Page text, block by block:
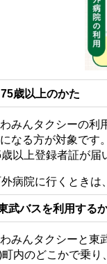
75歳以上のかた
みんタクシーの利
なる方が対象です
以上登録者証が届
病院に行くときは
武バスを利用する
みんタクシーと東
町内のどこかで乗